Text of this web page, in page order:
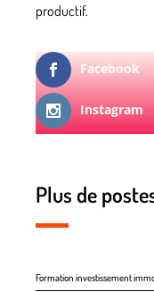
productif.
Facebook
Instagram
Plus de
Formation investissement